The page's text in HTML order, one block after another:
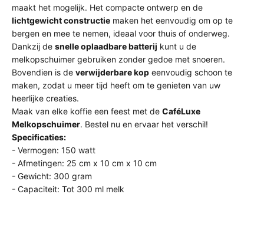
maakt het mogelijk. Het compacte ontwerp en de
lichtgewicht constructie maken het eenvoudig om op te
bergen en mee te nemen, ideaal voor thuis of onderweg.
Dankzij de snelle oplaadbare batterij kunt u de
melkopschuimer gebruiken zonder gedoe met snoeren.
Bovendien is de verwijderbare kop eenvoudig schoon te
maken, zodat u meer tijd heeft om te genieten van uw
heerlijke creaties.
Maak van elke koffie een feest met de CaféLuxe
Melkopschuimer. Bestel nu en ervaar het verschil!
Specificaties:
- Vermogen: 150 watt
- Afmetingen: 25 cm x 10 cm x 10 cm
- Gewicht: 300 gram
- Capaciteit: Tot 300 ml melk